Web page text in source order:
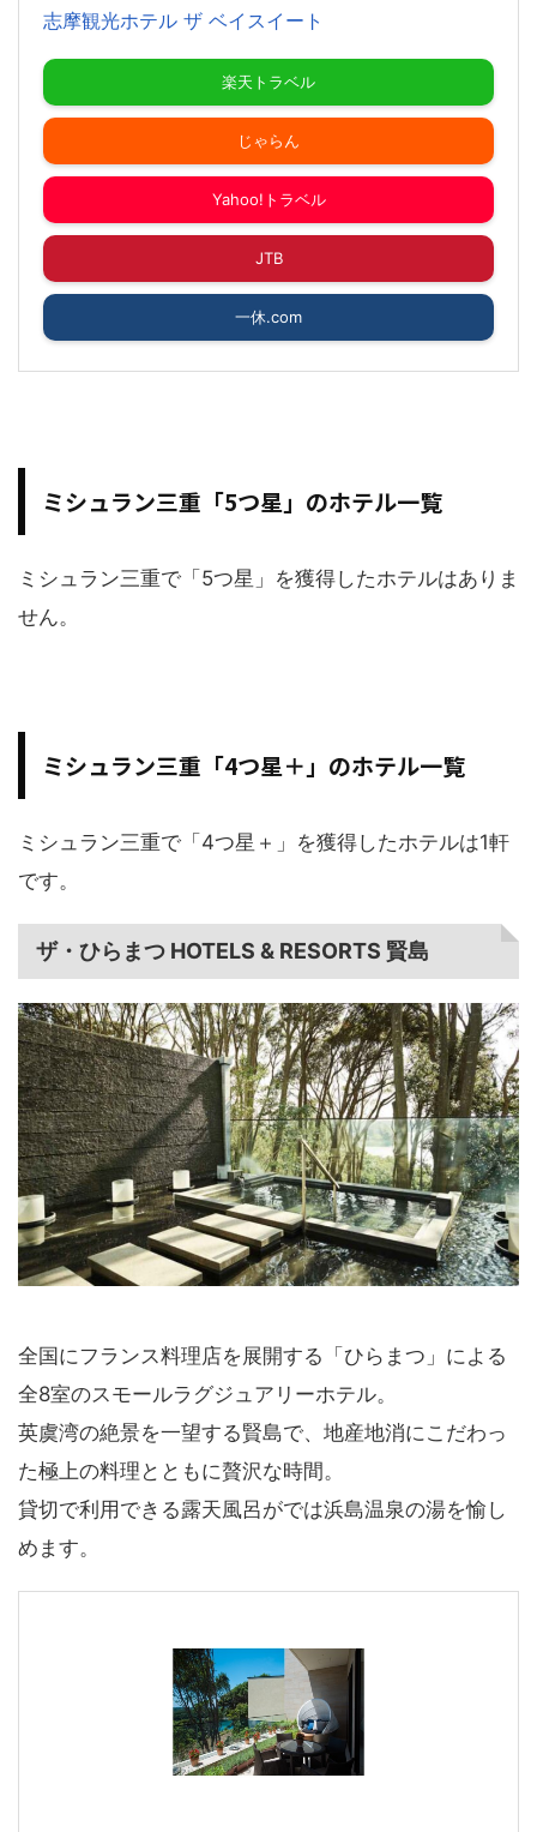
志摩観光ホテル ザ ベイスイート
楽天トラベル
じゃらん
Yahoo!トラベル
JTB
一休.com
ミシュラン三重「5つ星」のホテル一覧
ミシュラン三重で「5つ星」を獲得したホテルはありま
せん。
ミシュラン三重「4つ星＋」のホテル一覧
ミシュラン三重で「4つ星＋」を獲得したホテルは1軒
です。
ザ・ひらまつ HOTELS & RESORTS 賢島
全国にフランス料理店を展開する「ひらまつ」による
全8室のスモールラグジュアリーホテル。
英虞湾の絶景を一望する賢島で、地産地消にこだわっ
た極上の料理とともに贅沢な時間。
貸切で利用できる露天風呂がでは浜島温泉の湯を愉し
めます。